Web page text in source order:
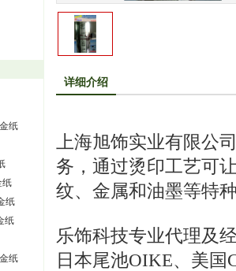
纸
纸
纸
纸
纸
详细介绍
上海旭饰实业有限公
务，通过烫印工艺可
纹、金属和油墨等特
乐饰科技专业代理及
日本尾池OIKE、美国